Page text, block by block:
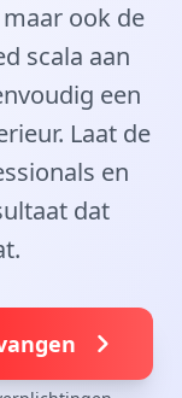
ook de
scala aan
een
Laat de
en
dat